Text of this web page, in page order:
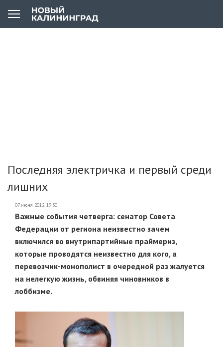
Последняя электричка и первый среди
лишних
07 июня 2012, 19:30
Важные события четверга: сенатор Совета
Федерации от региона неизвестно зачем
включился во внутрипартийные праймериз,
которые проводятся неизвестно для кого, а
перевозчик-монополист в очередной раз жалуется
на нелегкую жизнь, обвиняя чиновников в
лоббизме.